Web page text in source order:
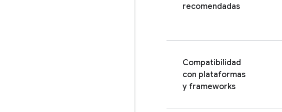
recomendadas
Compatibilidad
con plataformas
y frameworks